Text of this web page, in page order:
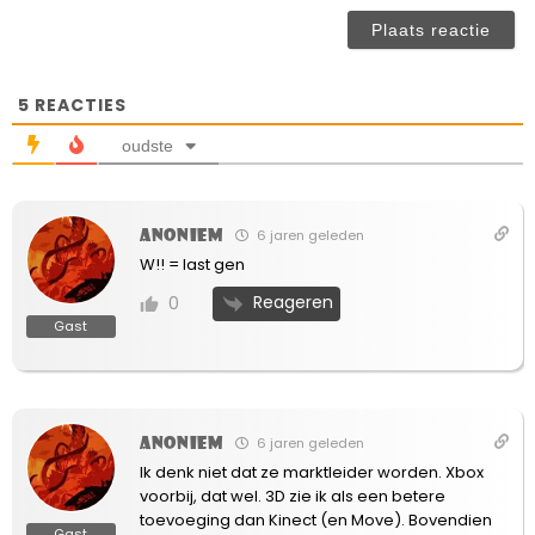
5 REACTIES
oudste
Gast
Anoniem 6 jaren geleden
W!! = last gen
0 Reageren
Anoniem 6 jaren geleden
Ik denk niet dat ze marktleider worden. Xbox
voorbij, dat wel. 3D zie ik als een betere
toevoeging dan Kinect (en Move). Bovendien